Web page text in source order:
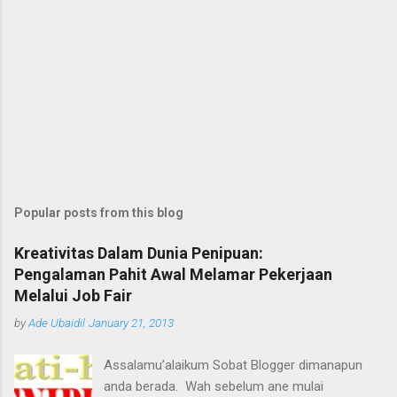
Popular posts from this blog
Kreativitas Dalam Dunia Penipuan:
Pengalaman Pahit Awal Melamar Pekerjaan
Melalui Job Fair
byAde Ubaidil January 21, 2013
Assalamu’alaikum Sobat Blogger dimanapun
anda berada. Wah sebelum ane mulai